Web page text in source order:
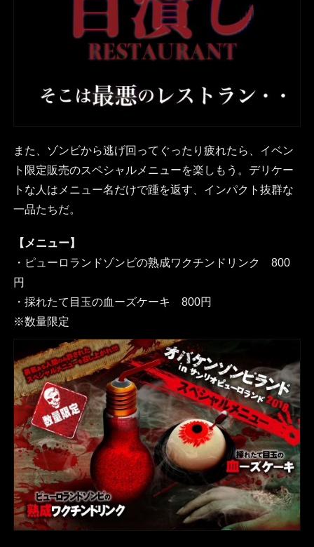
また、ゾンビから逃げ回ってぐったり疲れたら、イベン
ト限定販売のスペシャルメニューを楽しもう。デリケー
トな人はメニュー名だけで踵を返す、インパクト抜群な
一品たちだ。
【メニュー】
・ピューロランドゾンビの熟成ワクチンドリンク 800
円
・採れたて目玉の血ーズケーキ 800円
※数量限定